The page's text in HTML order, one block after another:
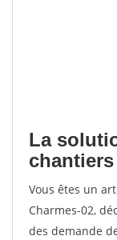
La
Vous êtes un
Charmes-02,
des demande